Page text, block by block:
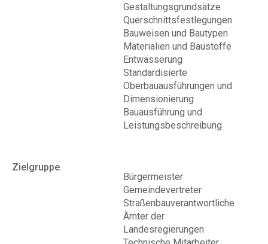
Gestaltungsgrundsätze
Querschnittsfestlegungen
Bauweisen und Bautypen
Materialien und Baustoffe
Entwässerung
Standardisierte
Oberbauausführungen und
Dimensionierung
Bauausführung und
Leistungsbeschreibung
Zielgruppe
Bürgermeister
Gemeindevertreter
Straßenbauverantwortliche
Ämter der
Landesregierungen